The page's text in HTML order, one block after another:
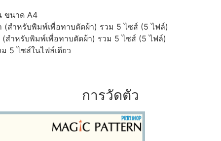
ขนาด A4
สำหรับพิมพ์เพื่อทาบตัดผ้า) รวม 5 ไซส์ (5 ไฟล์)
สำหรับพิมพ์เพื่อทาบตัดผ้า) รวม 5 ไซส์ (5 ไฟล์)
5 ไซส์ในไฟล์เดียว
การวัดตัว